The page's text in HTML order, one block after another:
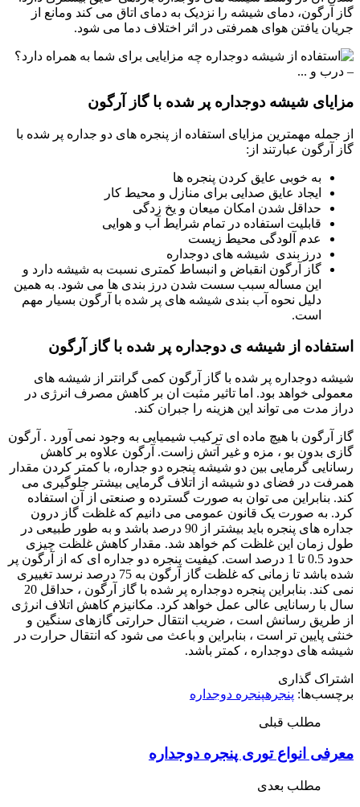
گاز آرگون، دمای شیشه را نزدیک به دمای اتاق می کند ومانع از
جریان یافتن هوای همرفتی در اثر اختلاف دما می شود.
مزایای شیشه دوجداره پر شده با گاز آرگون
از جمله مهمترین مزایای استفاده از پنجره های دو جداره پر شده با
گاز آرگون عبارتند از:
به خوبی عایق کردن پنجره ها
ایجاد عایق صدایی برای منازل و محیط کار
حداقل شدن امکان میعان و یخ زدگی
قابلیت استفاده در تمام شرایط آب و هوایی
عدم آلودگی محیط زیست
درز بندی شیشه های دوجداره
گاز آرگون انقباض و انبساط کمتری نسبت به شیشه دارد و
این مساله سبب سست شدن درز بندی ها می شود. به همین
دلیل نحوه آب بندی شیشه های پر شده با آرگون بسیار مهم
است.
استفاده از شیشه ی دوجداره پر شده با گاز آرگون
شیشه دوجداره پر شده با گاز آرگون کمی گرانتر از شیشه های
معمولی خواهد بود. اما تاثیر مثبت ان بر کاهش مصرف انرژی در
دراز مدت می تواند این هزینه را جبران کند.
گاز آرگون با هیچ ماده ای ترکیب شیمیایی به وجود نمی آورد . آرگون
گازی بدون بو ، مزه و غیر آتش زاست. آرگون علاوه بر کاهش
رسانایی گرمایی بین دو شیشه پنجره دو جداره، با کمتر کردن مقدار
همرفت در فضای دو شیشه از اتلاف گرمایی بیشتر جلوگیری می
کند. بنابراین می توان به صورت گسترده و صنعتی از آن استفاده
کرد. به صورت یک قانون عمومی می دانیم که غلظت گاز درون
جداره های پنجره باید بیشتر از 90 درصد باشد و به طور طبیعی در
طول زمان این غلظت کم خواهد شد. مقدار کاهش غلظت چیزی
حدود 0.5 تا 1 درصد است. کیفیت پنجره دو جداره ای که از آرگون پر
شده باشد تا زمانی که غلظت گاز آرگون به 75 درصد نرسد تغییری
نمی کند. بنابراین پنجره دوجداره پر شده با گاز آرگون ، حداقل 20
سال با رسانایی عالی عمل خواهد کرد. مکانیزم کاهش اتلاف انرژی
از طریق رسانش است ، ضریب انتقال حرارتی گازهای سنگین و
خنثی پایین تر است ، بنابراین و باعث می شود که انتقال حرارت در
شیشه های دوجداره ، کمتر باشد.
اشتراک گذاری
برچسب‌ها: پنجرهپنجره دوجداره
مطلب قبلی
معرفی انواع توری پنجره دوجداره
مطلب بعدی